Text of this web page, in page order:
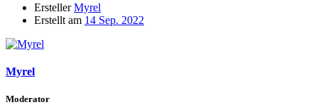
Ersteller Myrel
Erstellt am 14 Sep. 2022
Myrel
Moderator